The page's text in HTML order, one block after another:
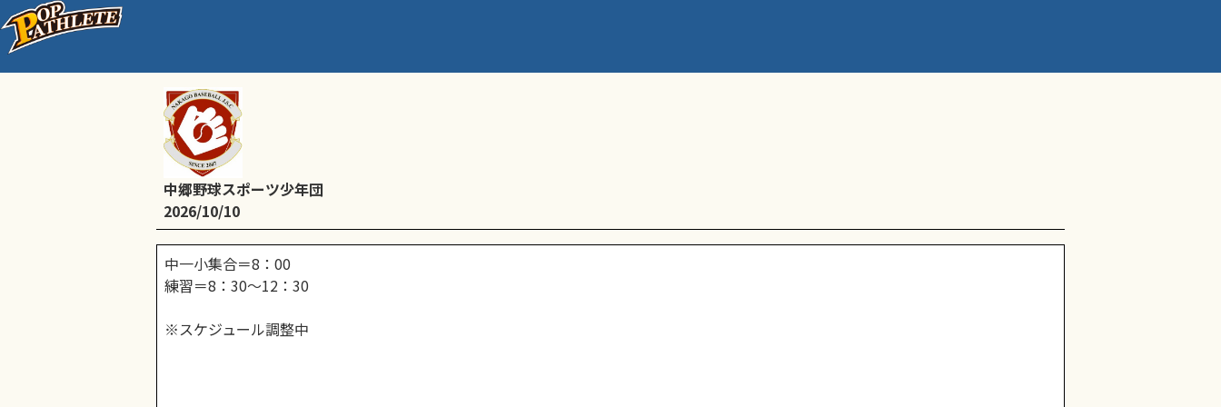
中郷野球スポーツ少年団
2026/10/10
中一小集合＝8：00
練習＝8：30～12：30
※スケジュール調整中